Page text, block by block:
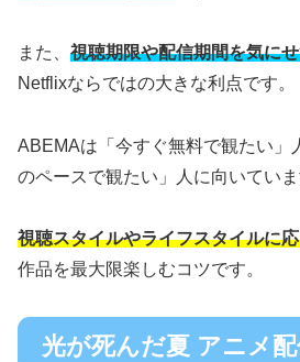
また、 視聴期限や配信期間を気に
Netflixならではの大きな利点です。
ABEMAは「今すぐ無料で観たい」
のペースで観たい」人に向いていま
視聴スタイルやライフスタイルに
作品を最大限楽しむコツです。
光が死んだ夏 アニメ